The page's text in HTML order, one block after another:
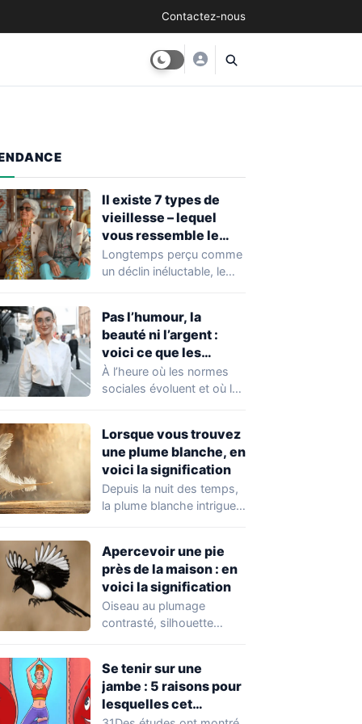
Contactez-nous
Il existe 7 types de
vieillesse – lequel
vous ressemble le
plus ?
Longtemps perçu comme
un déclin inéluctable, le
nuances.…
Pas l’humour, la
beauté ni l’argent :
voici ce que les
femmes recherchent
chez un homme
À l’heure où les normes
sociales évoluent et où la
Lorsque vous trouvez
une plume blanche, en
voici la signification
Depuis la nuit des temps,
la plume blanche intrigue
Apercevoir une pie
près de la maison : en
voici la signification
Oiseau au plumage
contrasté, silhouette
jamais…
Se tenir sur une
jambe : 5 raisons pour
lesquelles cet